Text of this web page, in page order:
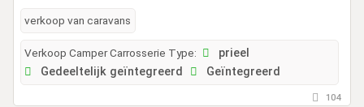
verkoop van caravans
Verkoop Camper Carrosserie Type:
prieel
Gedeeltelijk geïntegreerd
Geïntegreerd
104